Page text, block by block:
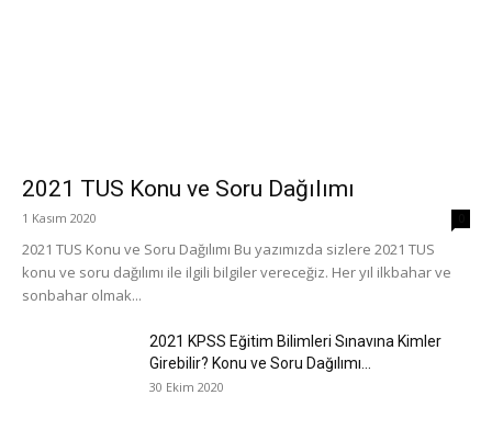
2021 TUS Konu ve Soru Dağılımı
1 Kasım 2020
2021 TUS Konu ve Soru Dağılımı Bu yazımızda sizlere 2021 TUS
konu ve soru dağılımı ile ilgili bilgiler vereceğiz. Her yıl ilkbahar ve
sonbahar olmak...
2021 KPSS Eğitim Bilimleri Sınavına Kimler
Girebilir? Konu ve Soru Dağılımı...
30 Ekim 2020